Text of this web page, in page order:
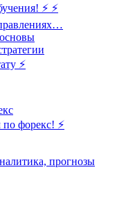
⚡ ⚡
⚡️
форекс! ⚡
прогнозы